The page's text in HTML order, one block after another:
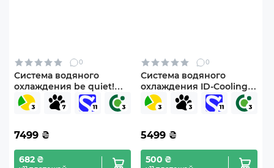
0
Система водяного
охлаждения be quiet!
LIGHT LOOP 360mm
White (BW023)
7499 ₴
682 ₴
0
Система водяного
охлаждения ID-Cooling
SL360 XE
5499 ₴
500 ₴